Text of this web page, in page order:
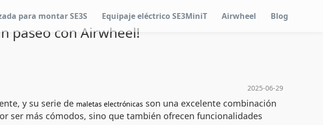
para montar SE3S Equipaje eléctrico SE3MiniT Airwheel Blog
paseo con Airwheel!
2025-06-29
y su serie de maletas electrónicas son una excelente combinación
ser más cómodos, sino que también ofrecen funcionalidades